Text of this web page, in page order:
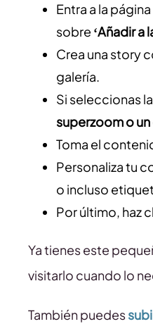
Entra a la
sobre ‘Añadir a
Crea una story
galería.
Si seleccionas
superzoom o
Toma el
Personaliza tu
o incluso
Por último, haz
Ya tienes este
visitarlo cuando lo
También puedes